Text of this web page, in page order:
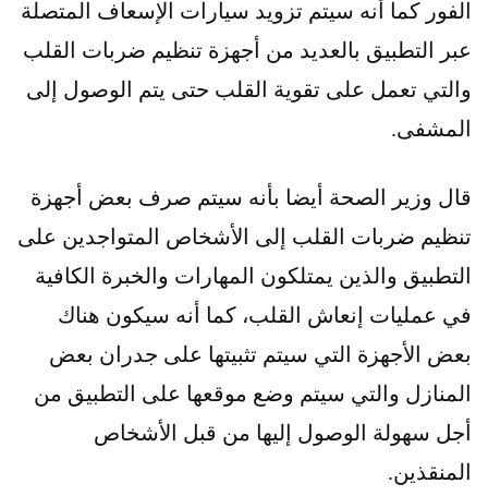
الفور كما أنه سيتم تزويد سيارات الإسعاف المتصلة
عبر التطبيق بالعديد من أجهزة تنظيم ضربات القلب
والتي تعمل على تقوية القلب حتى يتم الوصول إلى
المشفى.
قال وزير الصحة أيضا بأنه سيتم صرف بعض أجهزة
تنظيم ضربات القلب إلى الأشخاص المتواجدين على
التطبيق والذين يمتلكون المهارات والخبرة الكافية
في عمليات إنعاش القلب، كما أنه سيكون هناك
بعض الأجهزة التي سيتم تثبيتها على جدران بعض
المنازل والتي سيتم وضع موقعها على التطبيق من
أجل سهولة الوصول إليها من قبل الأشخاص
المنقذين.